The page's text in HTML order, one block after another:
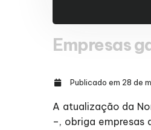
Empresas
Publicado em 28 de
A atualização da
–, obriga